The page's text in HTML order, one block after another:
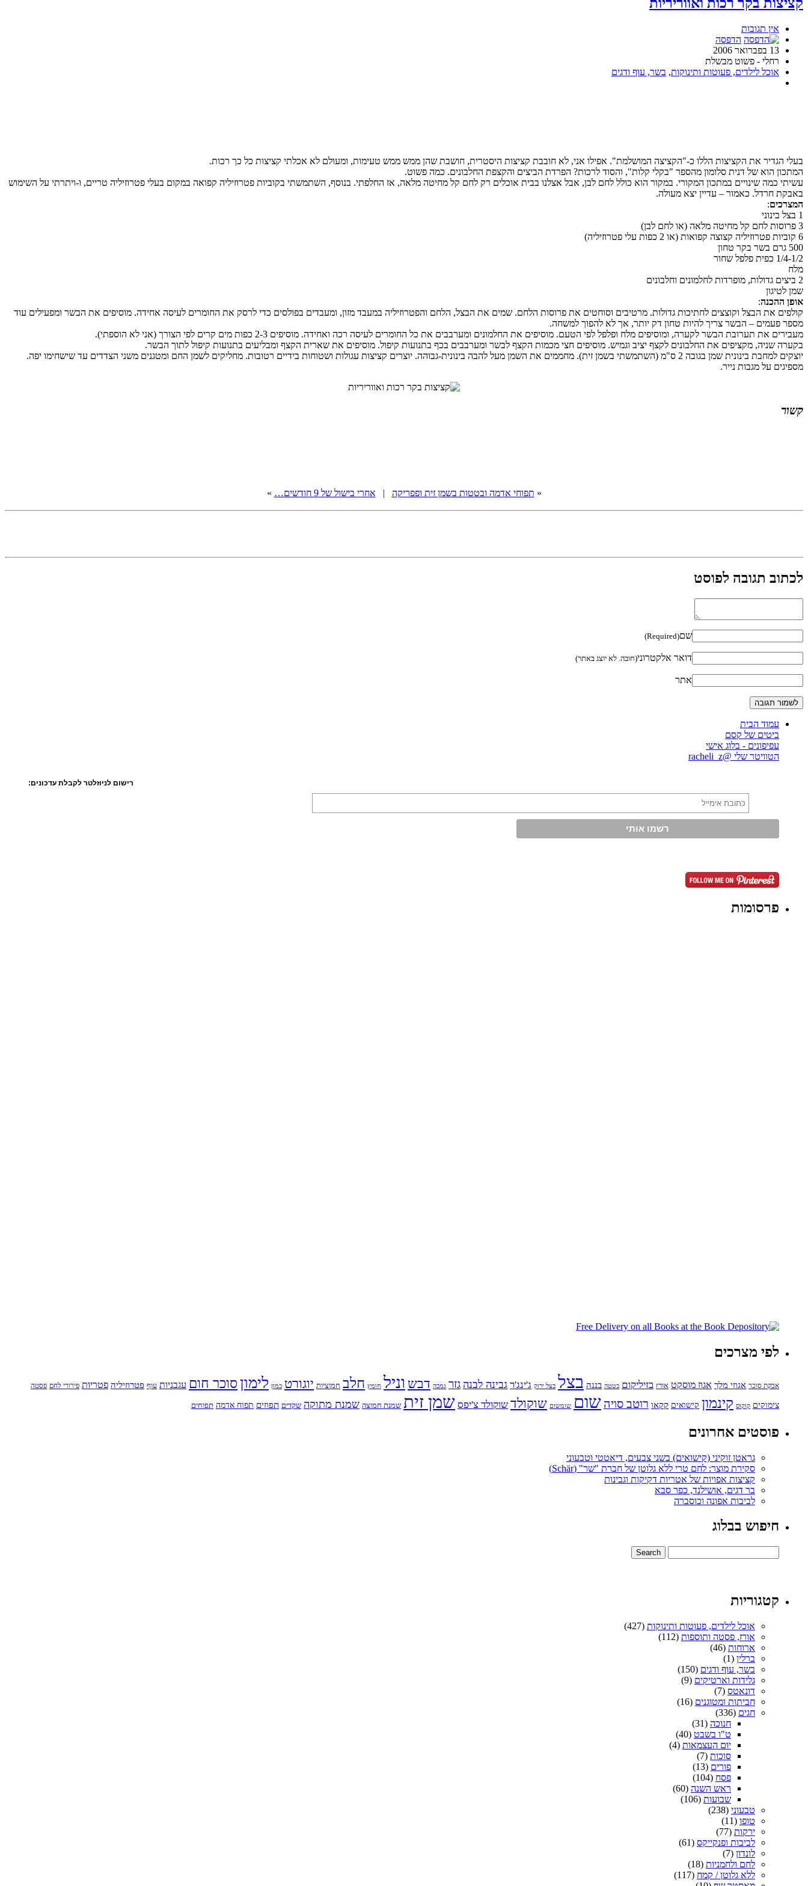
אין תגובות
הדפסה
13 בפברואר 2006
רחלי - פשוט מבשלת
אוכל לילדים, פעוטות ותינוקות, בשר, עוף ודגים
בעלי הגדיר את הקציצות הללו כ-"הקציצה המושלמת". אפילו אני, לא חובבת קציצות היסטרית, חושבת שהן ממש ממש טעימות, ומעולם לא אכלתי קציצות כל כך רכות.
המתכון הוא של דנית סלומון מהספר "בקלי קלות", והסוד לרכות? הפרדת הביצים והקצפת החלבונים. כמה פשוט.
עשיתי כמה שינויים במתכון המקורי. במקור הוא כולל לחם לבן, אבל אצלנו בבית אוכלים רק לחם קל מחיטה מלאה, אז החלפתי. בנוסף, השתמשתי בקוביות פטרוזיליה קפואה במקום בעלי פטרוזיליה טריים, ו-ויתרתי על השימוש
באבקת חרדל. כאמור – עדיין יצא מעולה.
המצרכים:
1 בצל בינוני
3 פרוסות לחם קל מחיטה מלאה (או לחם לבן)
6 קוביות פטרוזיליה קצוצה קפואות (או 2 כפות עלי פטרוזיליה)
500 גרם בשר בקר טחון
1/4-1/2 כפית פלפל שחור
מלח
2 ביצים גדולות, מופרדות לחלמונים וחלבונים
שמן לטיגון
אופן ההכנה:
קולפים את הבצל וקוצצים לחתיכות גדולות. מרטיבים וסוחטים את פרוסות הלחם. שמים את הבצל, הלחם והפטרוזיליה במעבד מזון, ומעבדים בפולסים כדי לרסק את החומרים לעיסה אחידה. מוסיפים את הבשר ומפעילים עוד
מספר פעמים – הבשר צריך להיות טחון דק יותר, אך לא להפוך למשחה.
מעבירים את תערובת הבשר לקערה, ומוסיפים מלח ופלפל לפי הטעם. מוסיפים את החלמונים ומערבבים את כל החומרים לעיסה רכה ואחידה. מוסיפים 2-3 כפות מים קרים לפי הצורך (אני לא הוספתי).
בקערה שניה, מקציפים את החלבונים לקצף יציב וגמיש. מוסיפים חצי מכמות הקצף לבשר ומערבבים בכף בתנועות קיפול. מוסיפים את שארית הקצף ומבליעים בתנועות קיפול לתוך הבשר.
יוצקים למחבת בינונית שמן בגובה 2 ס"מ (השתמשתי בשמן זית). מחממים את השמן מעל להבה בינונית-גבוהה. יוצרים קציצות עגולות ושטוחות בידיים רטובות. מחליקים לשמן החם ומטגנים משני הצדדים עד שישחימו יפה.
מספיגים על מגבות נייר.
קשור
« תפוחי אדמה ובטטות בשמן זית ופפריקה | אחרי בישול של 9 חודשים… »
לכתוב תגובה לפוסט
שם(Required)
דואר אלקטרוני(חובה. לא יוצג באתר)
אתר
עמוד הבית
ביטים של קסם
עפיפונים - בלוג אישי
הטוויטר שלי @racheli_z
רישום לניוזלטר לקבלת עדכונים:
פרסומות
לפי מצרכים
אבקת סוכר אגוזי מלך אגוז מוסקט אורז בזיליקום בטטה בננה בצל בצל ירוק ג'ינג'ר גבינה לבנה גזר גמבה דבש וניל חומץ חלב חמוציות יוגורט כמון לימוןסוכר חום עגבניות עוף פטרוזיליה פטריות פירורי לחם פסטה
צימוקים קוקוס קינמון קישואים קקאו רוטב סויה שום שומשום שוקולד שוקולד צ'יפס שמן זית שמנת חמוצה שמנת מתוקה שקדים תפוזים תפוח אדמה תפוחים
פוסטים אחרונים
גראטן זוקיני (קישואים) בשני צבעים, דיאטטי וטבעוני
סקירת מוצר: לחם טרי ללא גלוטן של חברת "שר" (Schär)
קציצות אפויות של אטריות דקיקות וגבינות
בר דגים, אושילנד, כפר סבא
לביבות אפונה וכוסברה
חיפוש בבלוג
קטגוריות
אוכל לילדים, פעוטות ותינוקות (427)
אורז, פסטה ותוספות (112)
ארוחות (46)
ברלין (1)
בשר, עוף ודגים (150)
גלידות וארטיקים (9)
דונאטס (7)
חביתות ומטוגנים (16)
חגים (336)
חנוכה (31)
ט"ו בשבט (40)
יום העצמאות (4)
סוכות (7)
פורים (13)
פסח (104)
ראש השנה (60)
שבועות (106)
טבעוני (238)
טופו (11)
ירקות (77)
לביבות ופנקייקס (61)
לונדון (7)
לחם ולחמניות (18)
ללא גלוטן / קמח (117)